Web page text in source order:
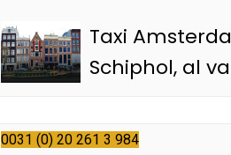
luchthaven
Taxi
Schiphol, al
officiële
0031 (0) 20 261 3 984